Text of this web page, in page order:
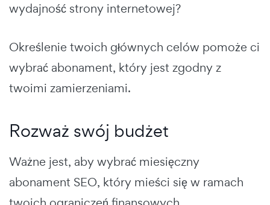
wydajność strony internetowej?
Określenie twoich głównych celów pomoże ci
wybrać abonament, który jest zgodny z
twoimi zamierzeniami.
Rozważ swój budżet
Ważne jest, aby wybrać miesięczny
abonament SEO, który mieści się w ramach